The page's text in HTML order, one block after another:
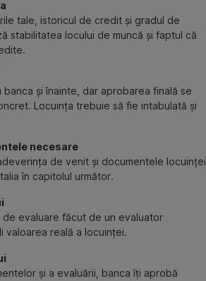
tale, istoricul de credit și gradul de
stabilitatea locului de muncă și faptul că
și înainte, dar aprobarea finală se
Locuința trebuie să fie intabulată și
necesare
de venit și documentele locuinței
în capitolul următor.
de evaluare făcut de un evaluator
valoarea reală a locuinței.
și a evaluării, banca îți aprobă